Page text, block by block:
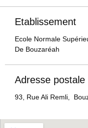
Etablissement
Ecole Normale
De Bouzaréah
Adresse postale
93, Rue Ali Remli,